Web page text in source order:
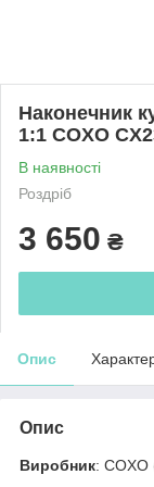
Наконечник
1:1 COXO
В наявності
Роздріб
3 650 ₴
Опис
Опис
Виробник: COXO